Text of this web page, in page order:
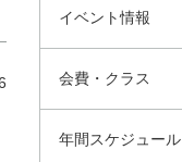
イベント情報
会費・クラス
年間スケジュール